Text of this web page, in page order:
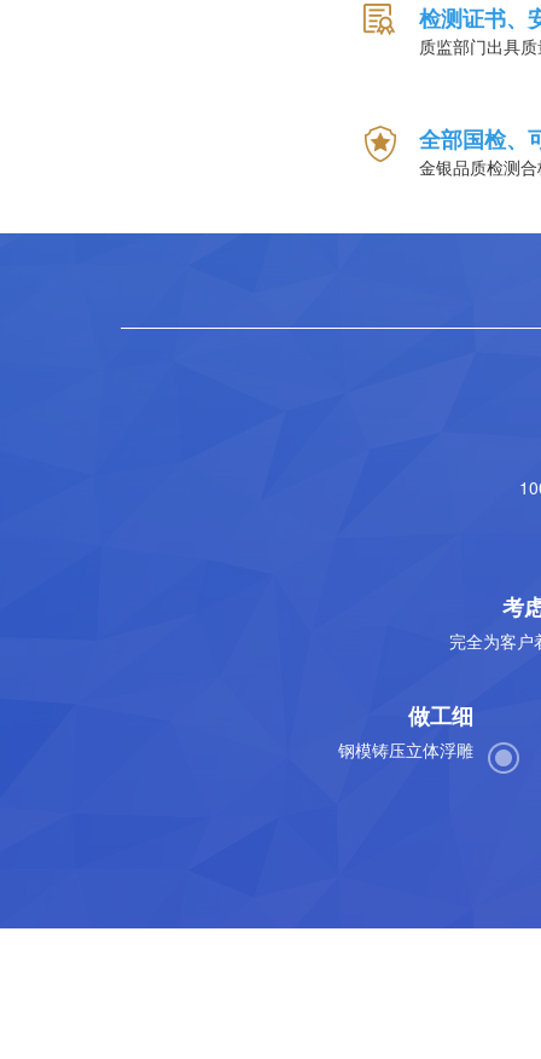
检测证书、
质监部门出具
全部国检、
金银品质检测
考
完全为客户
做工细
钢模铸压立体浮雕